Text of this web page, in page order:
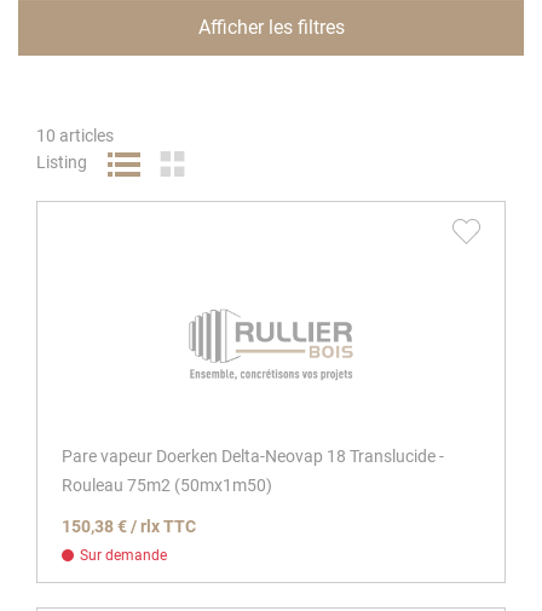
10 articles
Listing
Pare vapeur Doerken Delta-Neovap 18 Translucide -
Rouleau 75m2 (50mx1m50)
150,38 € / rlx TTC
Sur demande
Afficher les filtres